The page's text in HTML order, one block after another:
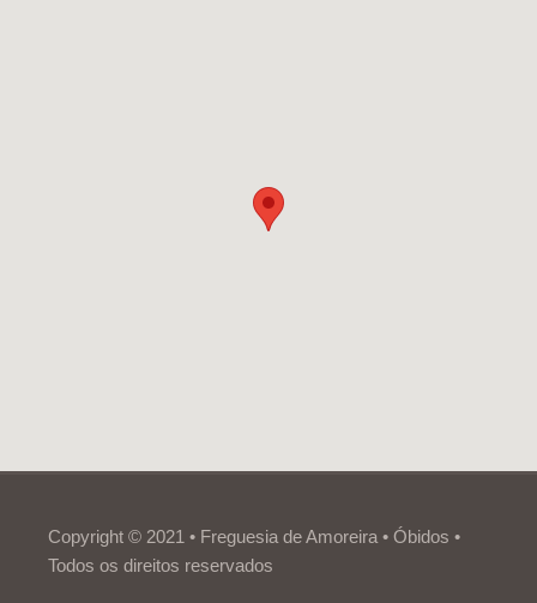
Copyright © 2021 • Freguesia de Amoreira • Óbidos •
Todos os direitos reservados